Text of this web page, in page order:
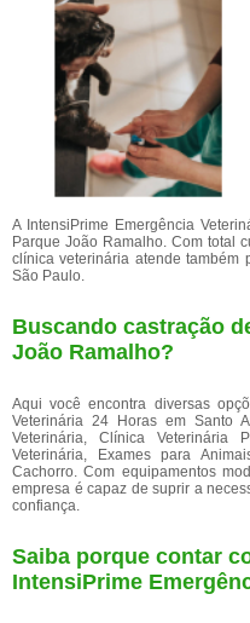
A IntensiPrime Emergência
Parque João Ramalho. Com total
clínica veterinária atende
São Paulo.
Buscando castração
João Ramalho?
Aqui você encontra diversas
Veterinária 24 Horas em Santo
Veterinária, Clínica Veterinária
Veterinária, Exames para
Cachorro. Com equipamentos
empresa é capaz de suprir a
confiança.
Saiba porque contar
IntensiPrime